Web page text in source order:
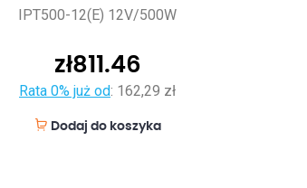
IPT500-12(E) 12V/500W
zł811.46
Rata 0% już od: 162,29 zł
Dodaj do koszyka